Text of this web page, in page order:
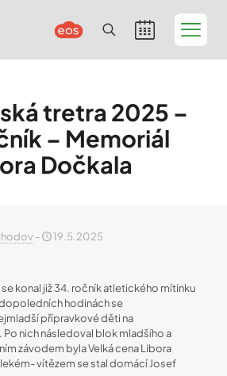
tretra 2025 –
– Memoriál
Dočkala
- 19.5.2025
konal již 34. ročník atletického mítinku
hodinách se
přípravkové děti na
nich následoval blok mladšího a
závodem byla Velká cena Libora
vítězem se stal domácí Josef